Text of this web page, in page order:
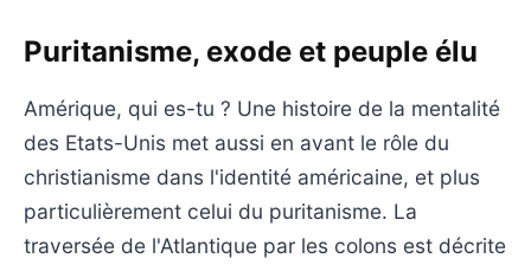
Puritanisme, exode et peuple élu
Amérique, qui es-tu ? Une histoire de la mentalité
des Etats-Unis met aussi en avant le rôle du
christianisme dans l'identité américaine, et plus
particulièrement celui du puritanisme. La
traversée de l'Atlantique par les colons est décrite